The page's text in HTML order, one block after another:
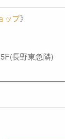
ップ》
長野東急隣)